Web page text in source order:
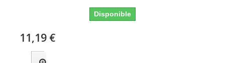
Disponible
11,19 €